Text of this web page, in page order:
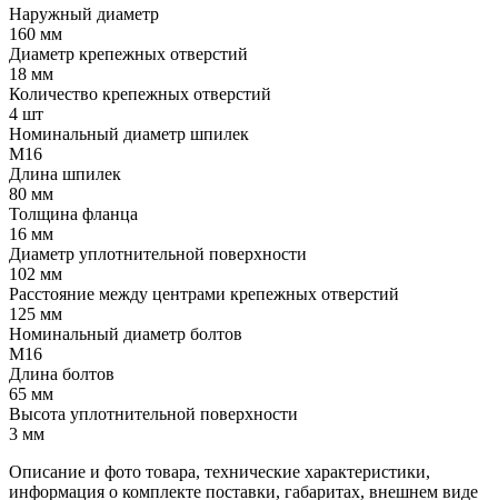
Наружный диаметр
160 мм
Диаметр крепежных отверстий
18 мм
Количество крепежных отверстий
4 шт
Номинальный диаметр шпилек
М16
Длина шпилек
80 мм
Толщина фланца
16 мм
Диаметр уплотнительной поверхности
102 мм
Расстояние между центрами крепежных отверстий
125 мм
Номинальный диаметр болтов
М16
Длина болтов
65 мм
Высота уплотнительной поверхности
3 мм
Описание и фото товара, технические характеристики,
информация о комплекте поставки, габаритах, внешнем виде